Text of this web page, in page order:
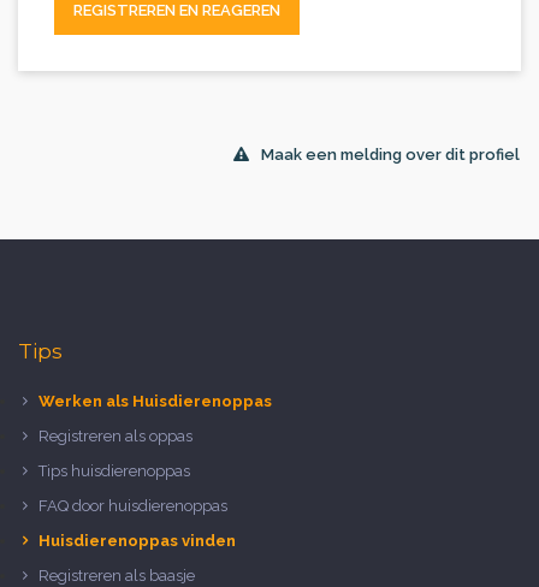
REGISTREREN EN REAGEREN
Maak een melding over dit profiel
Tips
Werken als Huisdierenoppas
Registreren als oppas
Tips huisdierenoppas
FAQ door huisdierenoppas
Huisdierenoppas vinden
Registreren als baasje